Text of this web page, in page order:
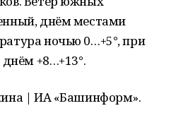
днём местами
ночью 0…+5°, при
+8…+13°.
| ИА «Башинформ».